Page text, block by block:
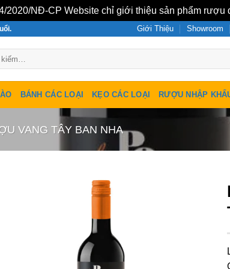
2020/NĐ-CP Website chỉ giới thiệu sản phẩm rượu
Giới Thiệu Showroom
BÁNH CÁC LOẠI KẸO CÁC LOẠI RƯỢU NHẬP
VANG TÂY BAN NHA